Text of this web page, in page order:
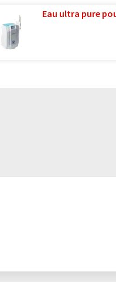
Eau ultra pure